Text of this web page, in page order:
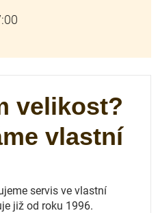
velikost?
vlastní
servis ve vlastní
již od roku 1996.